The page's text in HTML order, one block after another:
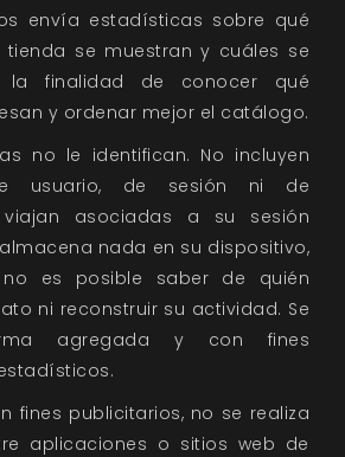
envía estadísticas sobre qué
se muestran y cuáles se
la finalidad de conocer qué
y ordenar mejor el catálogo.
no le identifican. No incluyen
usuario, de sesión ni de
asociadas a su sesión
nada en su dispositivo,
es posible saber de quién
ni reconstruir su actividad. Se
agregada y con fines
fines publicitarios, no se realiza
aplicaciones o sitios web de